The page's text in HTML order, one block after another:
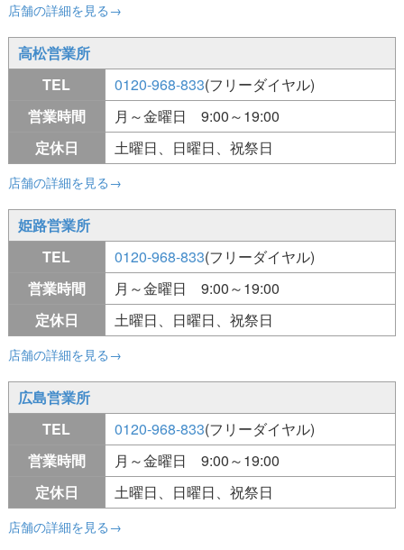
店舗の詳細を見る→
高松営業所
TEL
0120-968-833(フリーダイヤル)
営業時間
月～金曜日 9:00～19:00
定休日
土曜日、日曜日、祝祭日
店舗の詳細を見る→
姫路営業所
TEL
0120-968-833(フリーダイヤル)
営業時間
月～金曜日 9:00～19:00
定休日
土曜日、日曜日、祝祭日
店舗の詳細を見る→
広島営業所
TEL
0120-968-833(フリーダイヤル)
営業時間
月～金曜日 9:00～19:00
定休日
土曜日、日曜日、祝祭日
店舗の詳細を見る→